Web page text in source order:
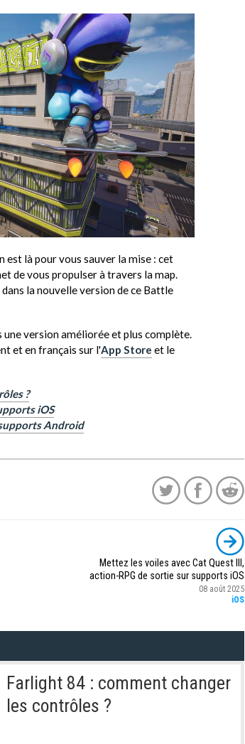
est là pour vous sauver la mise : cet
de vous propulser à travers la map.
la nouvelle version de ce Battle
version améliorée et plus complète.
et en français sur l'App Store et le
?
iOS
Android
Mettez les voiles avec Cat Quest III,
action-RPG de sortie sur supports iOS
08 août 2025
iOS
Farlight 84 : comment changer
les contrôles ?